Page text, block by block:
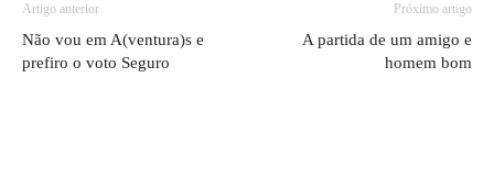
Artigo anterior
Não vou em A(ventura)s e
prefiro o voto Seguro
Próximo artigo
A partida de um amigo e
homem bom